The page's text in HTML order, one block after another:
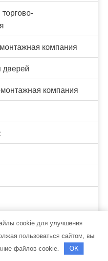
компания
дверей
компания
cookie для улучшения
пользоваться сайтом, вы
файлов cookie.
OK